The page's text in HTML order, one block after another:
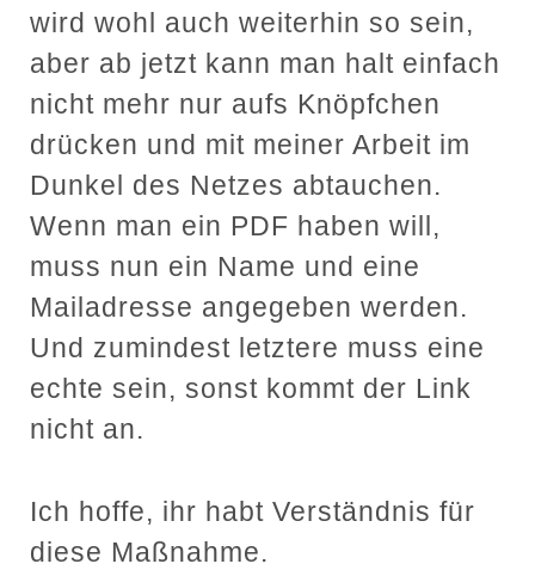
wird wohl auch weiterhin so sein,
aber ab jetzt kann man halt einfach
nicht mehr nur aufs Knöpfchen
drücken und mit meiner Arbeit im
Dunkel des Netzes abtauchen.
Wenn man ein PDF haben will,
muss nun ein Name und eine
Mailadresse angegeben werden.
Und zumindest letztere muss eine
echte sein, sonst kommt der Link
nicht an.
Ich hoffe, ihr habt Verständnis für
diese Maßnahme.